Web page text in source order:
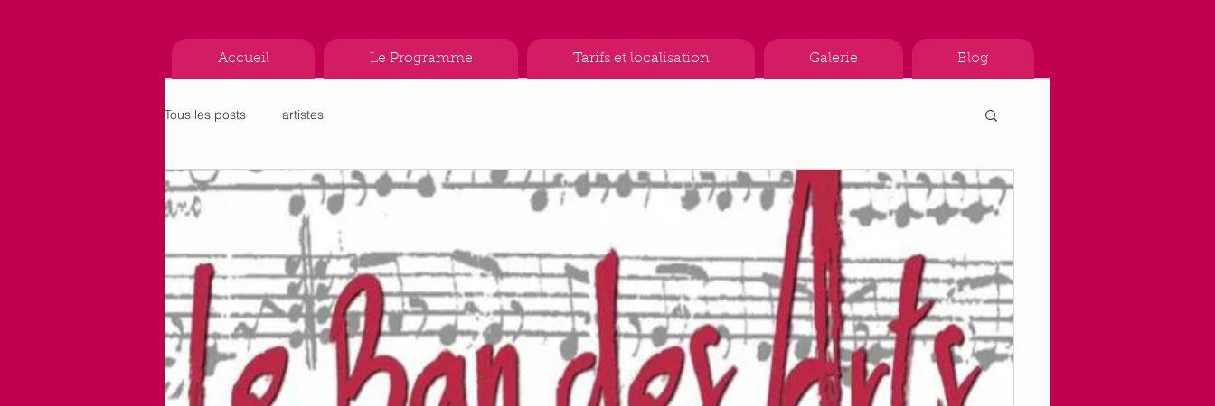
Accueil Le Programme Tarifs et localisation Galerie Blog
Tous les posts artistes